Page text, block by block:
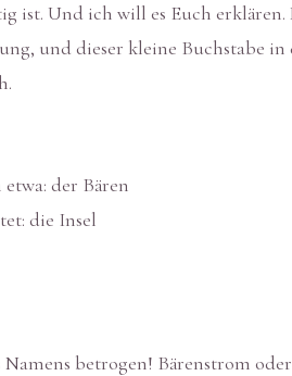
ist. Und ich will es Euch erklären.
und dieser kleine Buchstabe
der Bären
die Insel
betrogen! Bärenstrom